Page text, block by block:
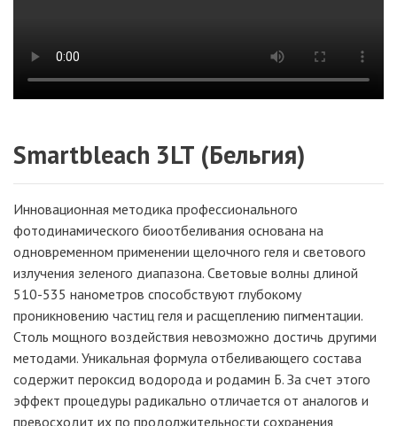
Smartbleach 3LT (Бельгия)
Инновационная методика профессионального
фотодинамического биоотбеливания основана на
одновременном применении щелочного геля и светового
излучения зеленого диапазона. Световые волны длиной
510-535 нанометров способствуют глубокому
проникновению частиц геля и расщеплению пигментации.
Столь мощного воздействия невозможно достичь другими
методами. Уникальная формула отбеливающего состава
содержит пероксид водорода и родамин Б. За счет этого
эффект процедуры радикально отличается от аналогов и
превосходит их по продолжительности сохранения